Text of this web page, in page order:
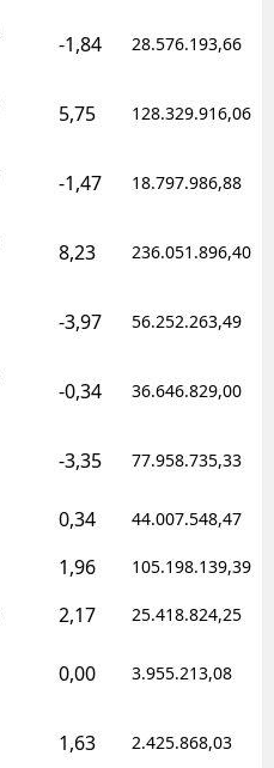
-1,84 28.576.193,66
5,75 128.329.916,06
-1,47 18.797.986,88
8,23 236.051.896,40
-3,97 56.252.263,49
-0,34 36.646.829,00
-3,35 77.958.735,33
0,34 44.007.548,47
1,96 105.198.139,39
2,17 25.418.824,25
0,00 3.955.213,08
1,63 2.425.868,03